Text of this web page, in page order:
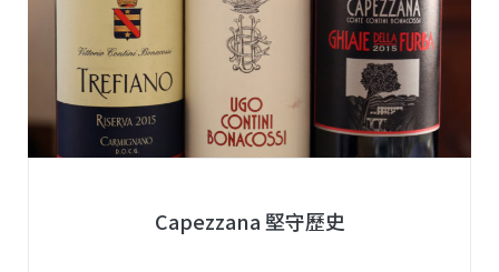
Capezzana 堅守歷史